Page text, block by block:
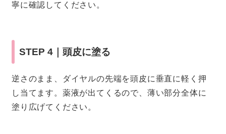
寧に確認してください。
STEP 4｜頭皮に塗る
逆さのまま、ダイヤルの先端を頭皮に垂直に軽く押
し当てます。薬液が出てくるので、薄い部分全体に
塗り広げてください。